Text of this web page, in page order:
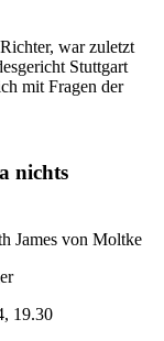
war zuletzt
Stuttgart
mit Fragen der
nichts
James von Moltke
19.30